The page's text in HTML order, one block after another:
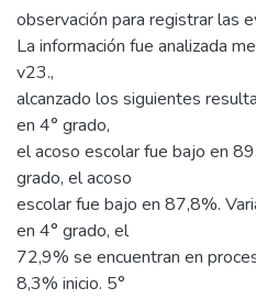
observación para registrar las
La información fue analizada
v23.,
alcanzado los siguientes
en 4° grado,
el acoso escolar fue bajo en
grado, el acoso
escolar fue bajo en 87,8%.
en 4° grado, el
72,9% se encuentran en
8,3% inicio. 5°